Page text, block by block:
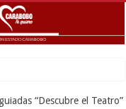
“Descubre el Teatro”